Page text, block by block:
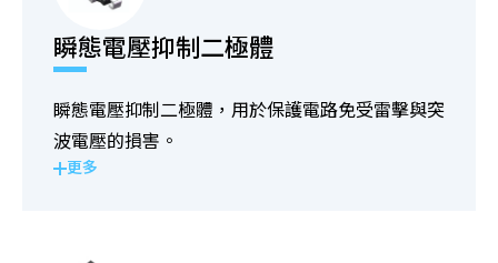
瞬態電壓抑制二極體
瞬態電壓抑制二極體，用於保護電路免受雷擊與突
波電壓的損害。
更多